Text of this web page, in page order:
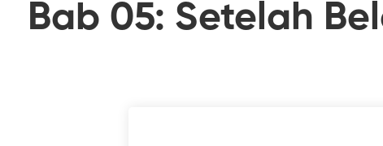
Bab 05: Setelah